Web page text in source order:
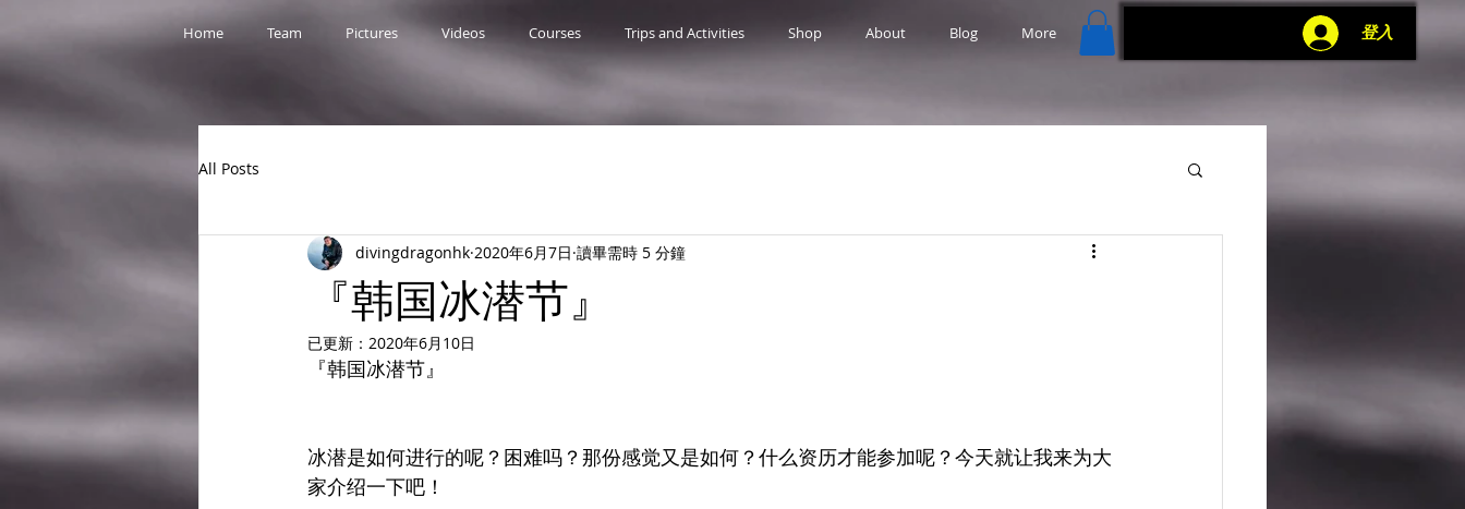
Home Team Pictures Videos Courses Trips and Activities Shop About Blog More 登入
All Posts
『韩国冰潜节』
divingdragonhk 2020年6月7日 讀畢需時 5 分鐘
已更新： 2020年6月10日
『韩国冰潜节』
冰潜是如何进行的呢？困难吗？那份感觉又是如何？什么资历才能参加呢？今天就让我来为大
家介绍一下吧！